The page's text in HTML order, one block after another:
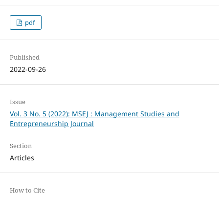
pdf
Published
2022-09-26
Issue
Vol. 3 No. 5 (2022): MSEJ : Management Studies and
Entrepreneurship Journal
Section
Articles
How to Cite